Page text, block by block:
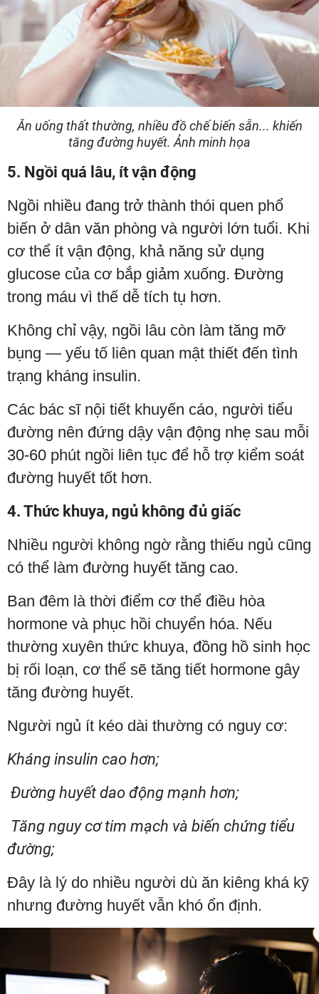
Ăn uống thất thường, nhiều đồ chế biến sẵn... khiến
tăng đường huyết. Ảnh minh họa
5. Ngồi quá lâu, ít vận động
Ngồi nhiều đang trở thành thói quen phổ
biến ở dân văn phòng và người lớn tuổi. Khi
cơ thể ít vận động, khả năng sử dụng
glucose của cơ bắp giảm xuống. Đường
trong máu vì thế dễ tích tụ hơn.
Không chỉ vậy, ngồi lâu còn làm tăng mỡ
bụng — yếu tố liên quan mật thiết đến tình
trạng kháng insulin.
Các bác sĩ nội tiết khuyến cáo, người tiểu
đường nên đứng dậy vận động nhẹ sau mỗi
30-60 phút ngồi liên tục để hỗ trợ kiểm soát
đường huyết tốt hơn.
4. Thức khuya, ngủ không đủ giấc
Nhiều người không ngờ rằng thiếu ngủ cũng
có thể làm đường huyết tăng cao.
Ban đêm là thời điểm cơ thể điều hòa
hormone và phục hồi chuyển hóa. Nếu
thường xuyên thức khuya, đồng hồ sinh học
bị rối loạn, cơ thể sẽ tăng tiết hormone gây
tăng đường huyết.
Người ngủ ít kéo dài thường có nguy cơ:
Kháng insulin cao hơn;
Đường huyết dao động mạnh hơn;
Tăng nguy cơ tim mạch và biến chứng tiểu
đường;
Đây là lý do nhiều người dù ăn kiêng khá kỹ
nhưng đường huyết vẫn khó ổn định.